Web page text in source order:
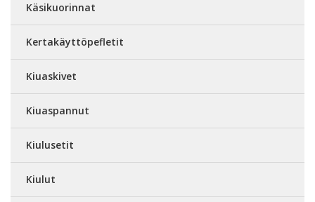
Käsikuorinnat
Kertakäyttöpefletit
Kiuaskivet
Kiuaspannut
Kiulusetit
Kiulut